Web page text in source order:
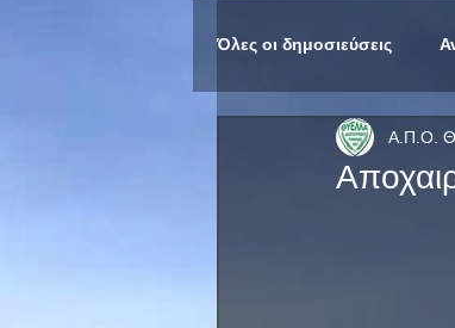
Όλες οι δημοσιεύσεις
Α.Π.Ο.